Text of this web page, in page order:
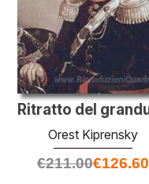
Orest Kiprensky
€211.00€126.60